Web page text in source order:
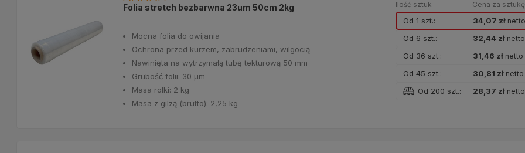
Folia stretch bezbarwna 23um 50cm 2kg
Mocna folia do owijania
Ochrona przed kurzem, zabrudzeniami, wilgocią
Nawinięta na wytrzymałą tubę tekturową 50 mm
Grubość folii: 30 μm
Masa rolki: 2 kg
Masa z gilzą (brutto): 2,25 kg
Ilość sztuk Cena za sztukę
Od 1 szt.: 34,07 zł
Od 6 szt.: 32,44 zł netto
Od 36 szt.: 31,46 zł netto
Od 45 szt.: 30,81 zł netto
Od 200 szt.: 28,37 zł netto